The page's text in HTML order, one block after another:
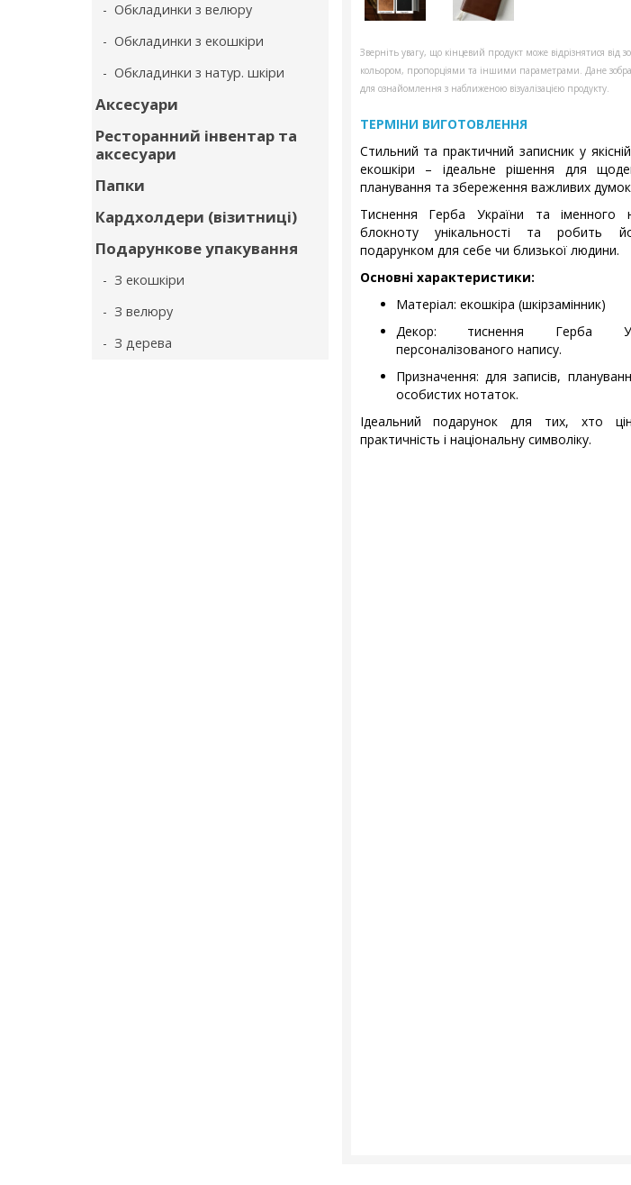
- Обкладинки з велюру
- Обкладинки з екошкіри
- Обкладинки з натур. шкіри
Аксесуари
Ресторанний інвентар та
аксесуари
Папки
Кардхолдери (візитниці)
Подарункове упакування
- З екошкіри
- З велюру
- З дерева
Зверніть увагу, що кінцевий продукт може відрізнятися від
кольором, пропорціями та іншими параметрами. Дане
для ознайомлення з наближеною візуалізацією продукту.
ТЕРМІНИ ВИГОТОВЛЕННЯ
Стильний та практичний записник у
екошкіри – ідеальне рішення для
планування та збереження важливих
Тиснення Герба України та іменного
блокноту унікальності та робить
подарунком для себе чи близької людини.
Основні характеристики:
Матеріал: екошкіра (шкірзамінник)
Декор: тиснення Герба
персоналізованого напису.
Призначення: для записів,
особистих нотаток.
Ідеальний подарунок для тих, хто
практичність і національну символіку.